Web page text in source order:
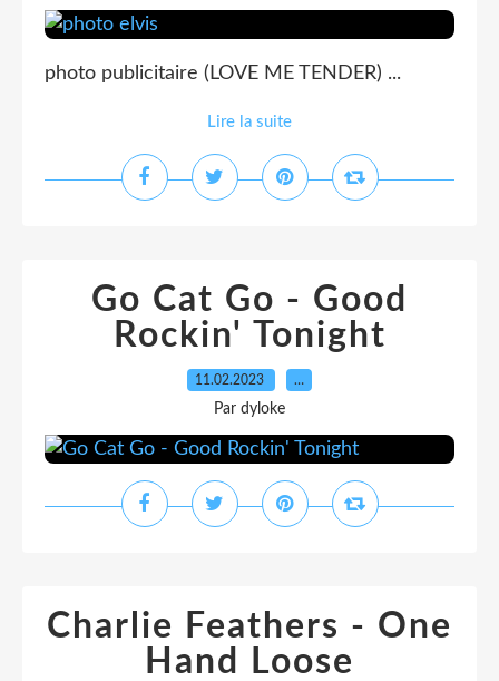
photo publicitaire (LOVE ME TENDER) ...
Lire la suite
Go Cat Go - Good
Rockin' Tonight
11.02.2023 …
Par dyloke
Charlie Feathers - One
Hand Loose